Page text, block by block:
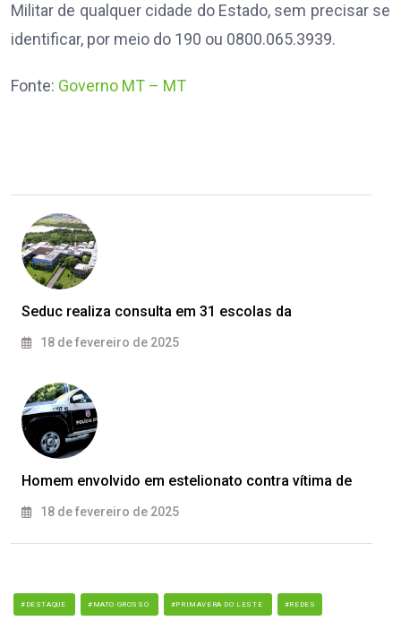
Militar de qualquer cidade do Estado, sem precisar se
identificar, por meio do 190 ou 0800.065.3939.
Fonte: Governo MT – MT
Seduc realiza consulta em 31 escolas da
18 de fevereiro de 2025
Homem envolvido em estelionato contra vítima de
18 de fevereiro de 2025
#DESTAQUE #MATO GROSSO #PRIMAVERA DO LESTE #REDES